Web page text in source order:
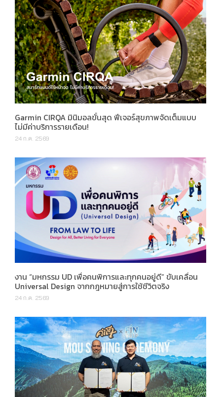
Garmin CIRQA มินิมอลขั้นสุด ฟีเจอร์สุขภาพจัดเต็มแบบ
ไม่มีค่าบริการรายเดือน!
24 ก.ค. 2569
งาน “มหกรรม UD เพื่อคนพิการและทุกคนอยู่ดี” ขับเคลื่อน
Universal Design จากกฎหมายสู่การใช้ชีวิตจริง
24 ก.ค. 2569